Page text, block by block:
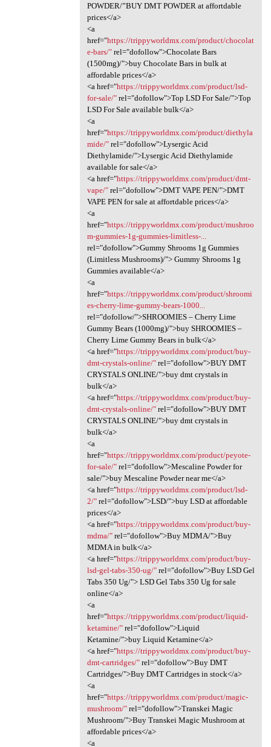
POWDER/”BUY DMT POWDER at affortdable
prices</a>
<a
href="https://trippyworldmx.com/product/chocolat
e-bars/"rel="dofollow">Chocolate Bars
(1500mg)/">buy Chocolate Bars in bulk at
affordable prices</a>
<a href="https://trippyworldmx.com/product/lsd-
for-sale/"rel="dofollow">Top LSD For Sale/">Top
LSD For Sale available bulk</a>
<a
href="https://trippyworldmx.com/product/diethyla
mide/"rel="dofollow">Lysergic Acid
Diethylamide/">Lysergic Acid Diethylamide
available for sale</a>
<a href="https://trippyworldmx.com/product/dmt-
vape/"rel="dofollow">DMT VAPE PEN/">DMT
VAPE PEN for sale at affortdable prices</a>
<a
href="https://trippyworldmx.com/product/mushroo
m-gummies-1g-gummies-limitless-...
rel="dofollow">Gummy Shrooms 1g Gummies
(Limitless Mushrooms)/"> Gummy Shrooms 1g
Gummies available</a>
<a
href="https://trippyworldmx.com/product/shroomi
es-cherry-lime-gummy-bears-1000...
rel="dofollow/">SHROOMIES – Cherry Lime
Gummy Bears (1000mg)/">buy SHROOMIES –
Cherry Lime Gummy Bears in bulk</a>
<a href="https://trippyworldmx.com/product/buy-
dmt-crystals-online/"rel="dofollow">BUY DMT
CRYSTALS ONLINE/">buy dmt crystals in
bulk</a>
<a href="https://trippyworldmx.com/product/buy-
dmt-crystals-online/"rel="dofollow">BUY DMT
CRYSTALS ONLINE/">buy dmt crystals in
bulk</a>
<a
href="https://trippyworldmx.com/product/peyote-
for-sale/"rel="dofollow">Mescaline Powder for
sale/">buy Mescaline Powder near me</a>
<a href="https://trippyworldmx.com/product/lsd-
2/"rel="dofollow">LSD/">buy LSD at affordable
prices</a>
<a href="https://trippyworldmx.com/product/buy-
mdma/"rel="dofollow">Buy MDMA/">Buy
MDMA in bulk</a>
<a href="https://trippyworldmx.com/product/buy-
lsd-gel-tabs-350-ug/"rel="dofollow">Buy LSD Gel
Tabs 350 Ug/"> LSD Gel Tabs 350 Ug for sale
online</a>
<a
href="https://trippyworldmx.com/product/liquid-
ketamine/"rel="dofollow">Liquid
Ketamine/">buy Liquid Ketamine</a>
<a href="https://trippyworldmx.com/product/buy-
dmt-cartridges/"rel="dofollow">Buy DMT
Cartridges/">Buy DMT Cartridges in stock</a>
<a
href="https://trippyworldmx.com/product/magic-
mushroom/"rel="dofollow">Transkei Magic
Mushroom/">Buy Transkei Magic Mushroom at
affordable prices</a>
<a